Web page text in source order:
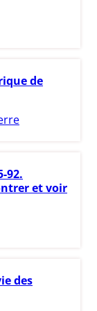
de
92.
et voir
des